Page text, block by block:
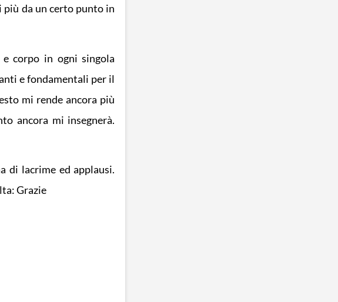
più da un certo punto in
corpo in ogni singola
e fondamentali per il
mi rende ancora più
ancora mi insegnerà.
di lacrime ed applausi.
Grazie